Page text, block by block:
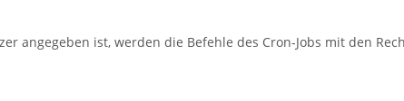
angegeben ist, werden die Befehle des Cron-Jobs mit den